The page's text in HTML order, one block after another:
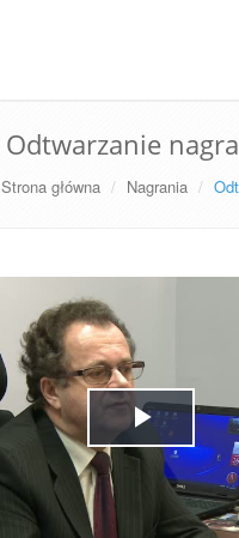
Odtwarzanie
Strona główna Nagrania
Play
Video